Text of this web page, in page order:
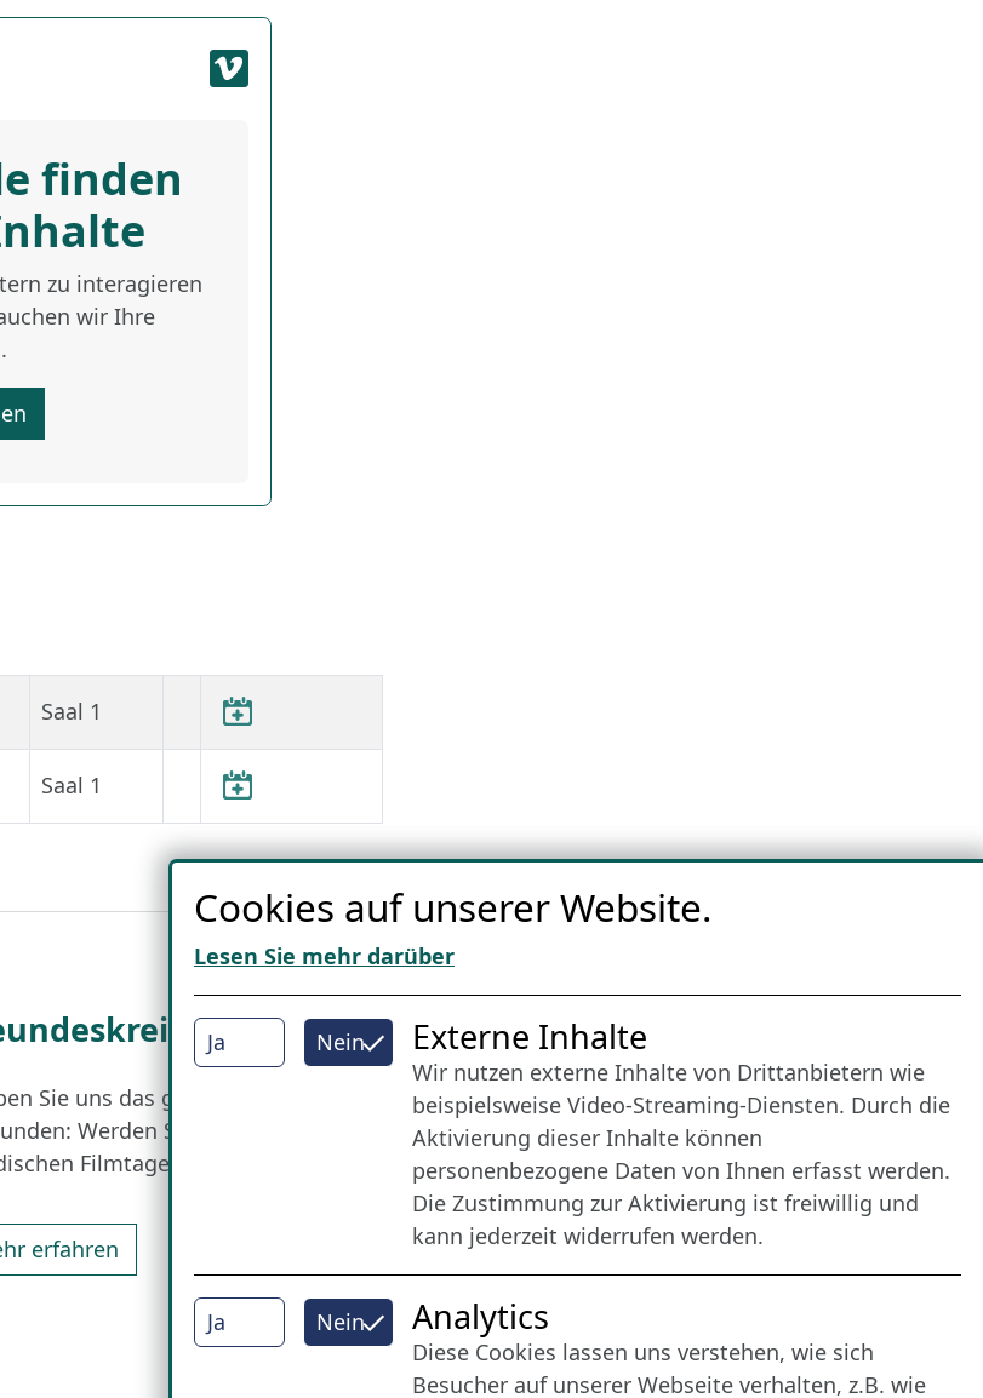
finden
zu interagieren
wir Ihre
Saal 1
Saal 1
Sie uns das ganze Jahr über
Werden Sie Freund der
Filmtage Lübeck.
erfahren
Internet Partner
Cookies auf unserer Website.
Lesen Sie mehr darüber
Ja Nein Externe Inhalte
Wir nutzen externe Inhalte von Drittanbietern wie
beispielsweise Video-Streaming-Diensten. Durch die
Aktivierung dieser Inhalte können
personenbezogene Daten von Ihnen erfasst werden.
Die Zustimmung zur Aktivierung ist freiwillig und
kann jederzeit widerrufen werden.
Ja Nein Analytics
Diese Cookies lassen uns verstehen, wie sich
Besucher auf unserer Webseite verhalten, z.B. wie